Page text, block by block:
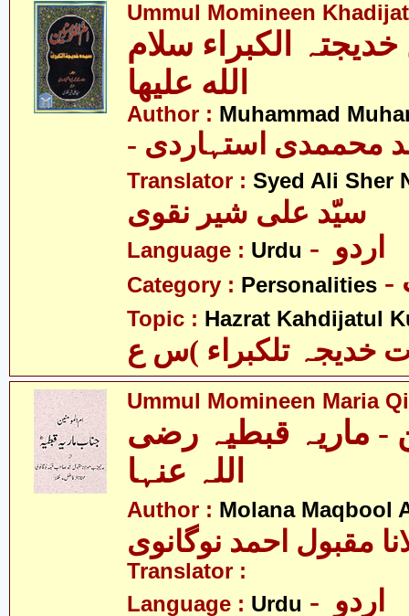
Ummul Momineen
خدیجتہ الکبراء سلام
Author : Muhammad
محممدی استہاردی
Translator : Syed Ali Sher
سیّد علی شیر نقوی
Language : Urdu
Category : Personalities
Topic : Hazrat Kahdijatul
Ummul Momineen Maria
- ماریہ قبطیہ رضی
اللہ عنہا
Author : Molana Maqbool
مقبول احمد نوگانوی
Translator :
Language : Urdu